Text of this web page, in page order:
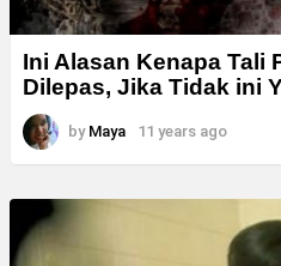
Ini Alasan Kenapa Tali
Dilepas, Jika Tidak ini
by Maya 11 years ago